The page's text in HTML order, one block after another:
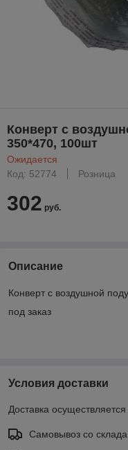
Конверт с
350*470, 100шт
Ожидается
Код: 52774
Розница
302 руб.
Описание
Конверт с воздушной
под заказ
Условия доставки
Доставка
Самовывоз со